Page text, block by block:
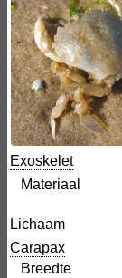
Exoskelet
Materiaal
Lichaam
Carapax
Breedte